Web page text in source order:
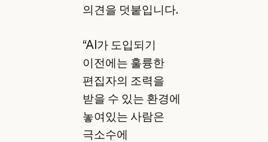
의견을 덧붙입니다.
“AI가 도입되기
이전에는 훌륭한
편집자의 조력을
받을 수 있는 환경에
놓여있는 사람은
극소수에